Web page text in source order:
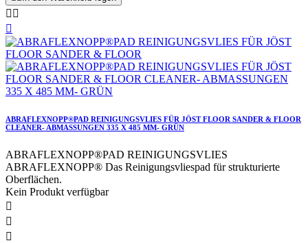
 

ABRAFLEXNOPP®PAD REINIGUNGSVLIES FÜR JÖST FLOOR SANDER & FLOOR
CLEANER- ABMASSUNGEN 335 X 485 MM- GRÜN
ABRAFLEXNOPP®PAD REINIGUNGSVLIES
ABRAFLEXNOPP® Das Reinigungsvliespad für strukturierte
Oberflächen.
Kein Produkt verfügbar


